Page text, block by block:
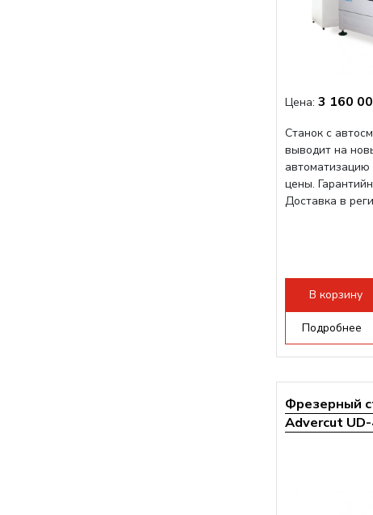
Цена: 3 160
Станок с
выводит на
автоматизацию
цены.
Доставка в
В корзину
Подробнее
Фрезерный
Advercut